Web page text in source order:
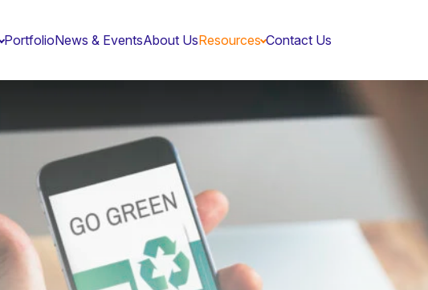
PortfolioNews & EventsAbout UsResources Contact Us